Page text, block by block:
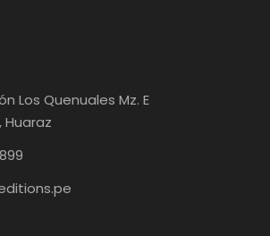
Los Quenuales Mz. E
Huaraz